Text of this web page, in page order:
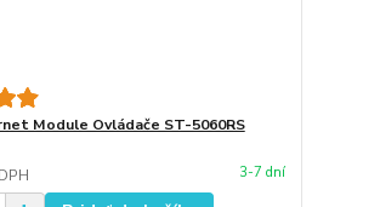
Module Ovládače ST-5060RS
3-7 dní